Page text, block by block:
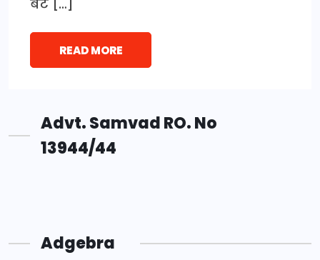
बेटे […]
READ MORE
Advt. Samvad RO. No
13944/44
Adgebra